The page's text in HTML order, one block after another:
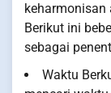
Berikut ini
sebagai
Waktu